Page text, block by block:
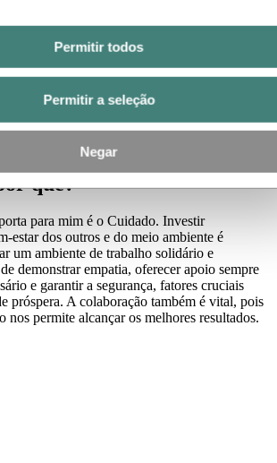
Permitir todos
Permitir a seleção
Negar
é a minha crença nos valores de
Encontro uma profunda
em ajudar os outros e sou apaixonada por
para um ambiente de trabalho e uma
o impacto dos meus esforços nos
me inspira a continuar agindo e
promovam mudanças positivas.
da Hydro significam mais
quê?
para mim é o Cuidado. Investir
estar dos outros e do meio ambiente é
um ambiente de trabalho solidário e
demonstrar empatia, oferecer apoio sempre
e garantir a segurança, fatores cruciais
próspera. A colaboração também é vital, pois
nos permite alcançar os melhores resultados.